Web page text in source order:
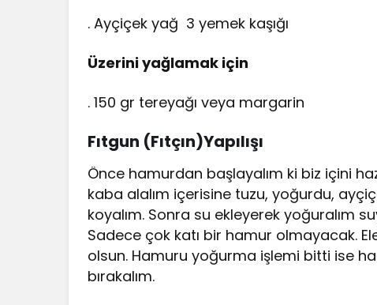
. Ayçiçek yağ 3 yemek kaşığı
Üzerini yağlamak için
. 150 gr tereyağı veya margarin
Fıtgun (Fıtçın)Yapılışı
Önce hamurdan başlayalım ki biz içini
kaba alalım içerisine tuzu, yoğurdu,
koyalım. Sonra su ekleyerek yoğuralım
Sadece çok katı bir hamur olmayacak.
olsun. Hamuru yoğurma işlemi bitti ise
bırakalım.